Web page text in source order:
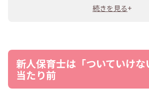
4.保護者とのコミュニケーションが
・3.先輩の業務の様子を観察して記録
・4.前向きにスキルを習得して成長
・5.保護者に自信を持って明るく対応
・6.自分なりのストレス発散方法を
続きを見る+
新人保育士は「ついていけ
当たり前